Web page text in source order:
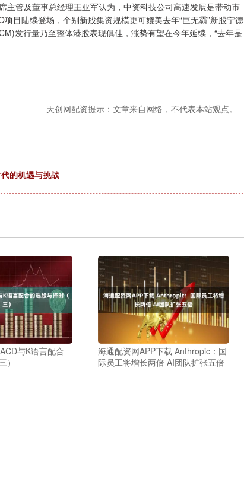
管及董事总经理王亚军认为，中资科技公司高速发展是带动市
目陆续登场，个别新股集资规模更可媲美去年“巨无霸”新股宁德
发行量乃至整体港股表现俱佳，涨势有望在今年延续，“去年是
天创网配资提示：文章来自网络，不代表本站观点。
的机遇与挑战
与K语言配合
）
海通配资网APP下载 Anthropic：国
际员工将增长两倍 AI团队扩张五倍